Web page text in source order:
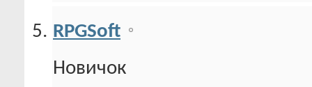
RPGSoft
Новичок